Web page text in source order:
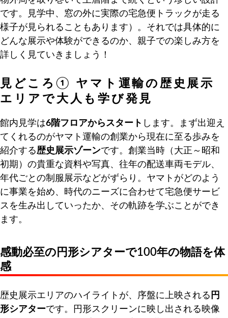
です。見学中、窓の外に実際の宅急便トラックが走る
様子が見られることもあります）。それでは具体的に
どんな展示や体験ができるのか、親子での楽しみ方を
詳しく見ていきましょう！
見どころ① ヤマト運輸の歴史展示
エリアで大人も学び発見
館内見学は6階フロアからスタート します。まず出迎え
てくれるのがヤマト運輸の創業から現在に至る歩みを
紹介する歴史展示ゾーンです。創業当時（大正～昭和
初期）の貴重な資料や写真、往年の配送車両モデル、
年代ごとの制服展示などがずらり。ヤマトがどのよう
に事業を始め、時代のニーズに合わせて宅急便サービ
スを生み出していったか、その軌跡を学ぶことができ
ます。
感動必至の円形シアターで100年の物語を体
感
歴史展示エリアのハイライトが、序盤に上映される 円
形シアターです。円形スクリーンに映し出される映像